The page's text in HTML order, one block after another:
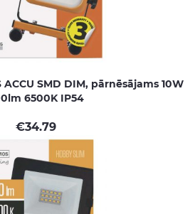
SMD DIM, pārnēsājams 10W
6500K IP54
€34.79